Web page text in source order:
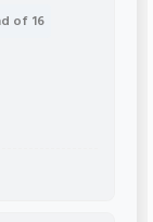
of 16